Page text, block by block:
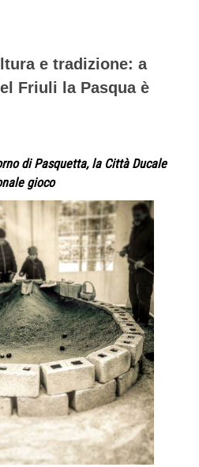
e tradizione: a
Friuli la Pasqua è
di Pasquetta, la Città Ducale
gioco